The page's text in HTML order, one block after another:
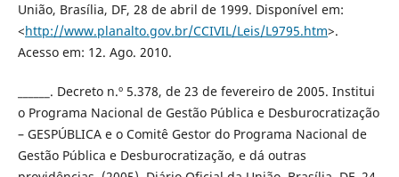
União, Brasília, DF, 28 de abril de 1999. Disponível em:
<http://www.planalto.gov.br/CCIVIL/Leis/L9795.htm>.
Acesso em: 12. Ago. 2010.
______. Decreto n.º 5.378, de 23 de fevereiro de 2005. Institui
o Programa Nacional de Gestão Pública e Desburocratização
– GESPÚBLICA e o Comitê Gestor do Programa Nacional de
Gestão Pública e Desburocratização, e dá outras